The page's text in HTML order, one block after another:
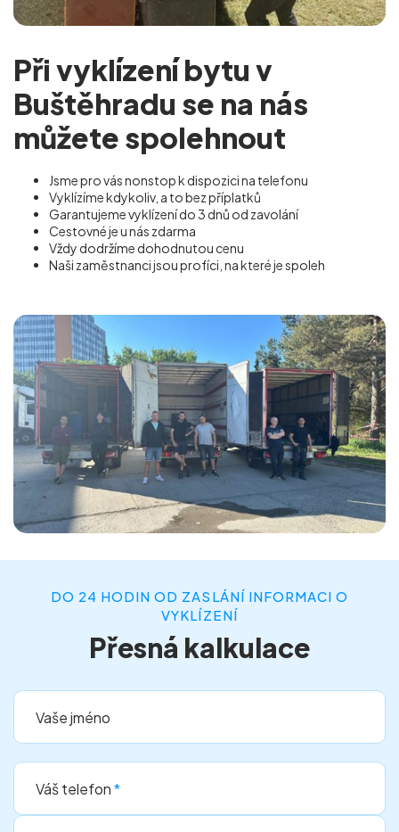
Při vyklízení bytu v
Buštěhradu se na nás
můžete spolehnout
Jsme pro vás nonstop k dispozici na telefonu
Vyklízíme kdykoliv, a to bez příplatků
Garantujeme vyklízení do 3 dnů od zavolání
Cestovné je u nás zdarma
Vždy dodržíme dohodnutou cenu
Naši zaměstnanci jsou profíci, na které je spoleh
DO 24 HODIN OD ZASLÁNÍ INFORMACI O
VYKLÍZENÍ
Přesná kalkulace
Vaše jméno
Váš telefon*